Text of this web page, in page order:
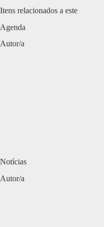
Itens relacionados a este
Agenda
Autor/a
Notícias
Autor/a